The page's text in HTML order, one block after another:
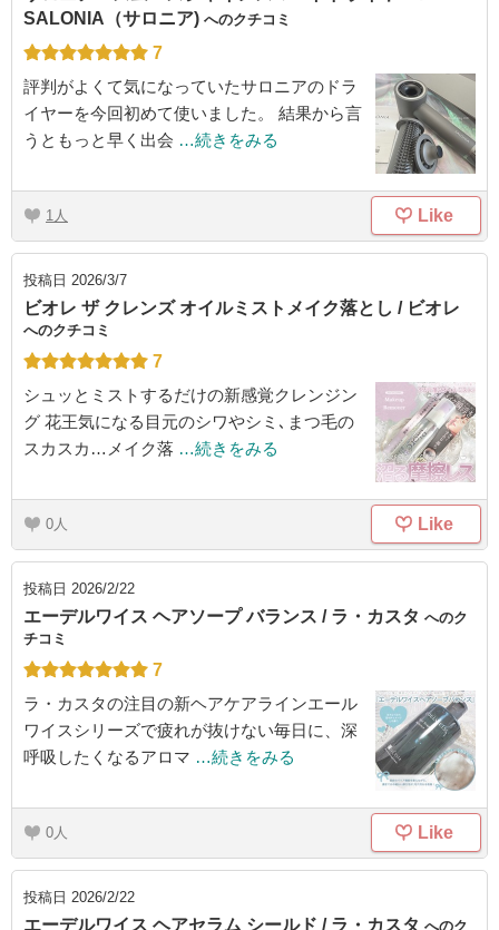
SALONIA（サロニア) へのクチコミ
7
評判がよくて気になっていたサロニアのドラ
イヤーを今回初めて使いました。 結果から言
うともっと早く出会 …続きをみる
1 Like
投稿日 2026/3/7
ビオレ ザ クレンズ オイルミストメイク落とし / ビオレ
へのクチコミ
7
シュッとミストするだけの新感覚クレンジン
グ 花王気になる目元のシワやシミ､まつ毛の
スカスカ…メイク落 …続きをみる
0 Like
投稿日 2026/2/22
エーデルワイス ヘアソープ バランス / ラ・カスタ へのク
チコミ
7
ラ・カスタの注目の新ヘアケアラインエール
ワイスシリーズで疲れが抜けない毎日に、深
呼吸したくなるアロマ …続きをみる
0 Like
投稿日 2026/2/22
エーデルワイス ヘアセラム シールド / ラ・カスタ へのク